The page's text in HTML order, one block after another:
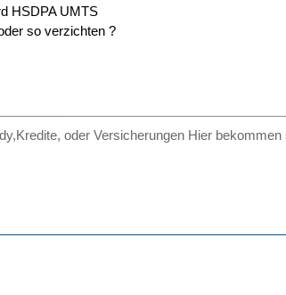
HSDPA UMTS
so verzichten ?
oder Versicherungen Hier bekommen